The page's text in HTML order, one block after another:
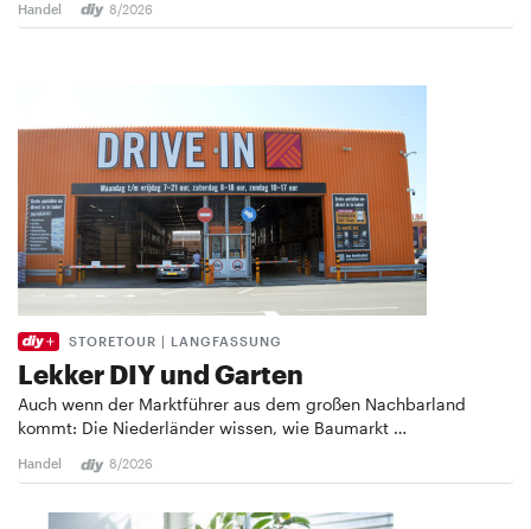
Handel 8/2026
STORETOUR | LANGFASSUNG
Lekker DIY und Garten
Auch wenn der Marktführer aus dem großen Nachbarland
kommt: Die Niederländer wissen, wie Baumarkt …
Handel 8/2026